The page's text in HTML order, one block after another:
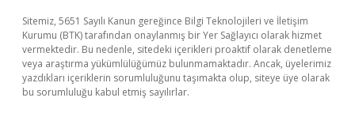
Sitemiz, 5651 Sayılı Kanun gereğince Bilgi Teknolojileri ve İletişim
Kurumu (BTK) tarafından onaylanmış bir Yer Sağlayıcı olarak hizmet
vermektedir. Bu nedenle, sitedeki içerikleri proaktif olarak denetleme
veya araştırma yükümlülüğümüz bulunmamaktadır. Ancak, üyelerimiz
yazdıkları içeriklerin sorumluluğunu taşımakta olup, siteye üye olarak
bu sorumluluğu kabul etmiş sayılırlar.